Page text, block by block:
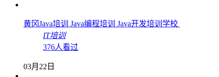
黄冈Java培训 Java编程培训 Java开发培训学校
IT培训
376人看过
03月22日